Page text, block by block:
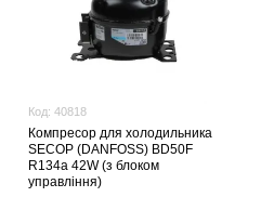
Код: 40818
Компресор для холодильника
SECOP (DANFOSS) BD50F
R134a 42W (з блоком
управління)